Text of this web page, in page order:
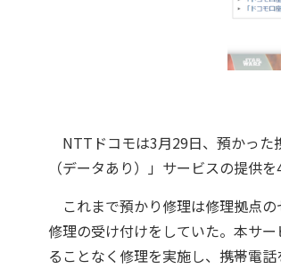
NTTドコモは3月29日、預かった
（データあり）」サービスの提供
これまで預かり修理は修理拠点
修理の受け付けをしていた。本サ
ることなく修理を実施し、携帯電